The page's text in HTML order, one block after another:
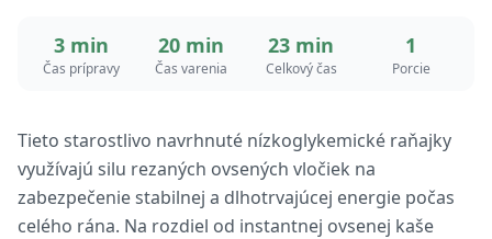
3 min
Čas prípravy
20 min
Čas varenia
23 min
Celkový čas
1
Porcie
Tieto starostlivo navrhnuté nízkoglykemické raňajky
využívajú silu rezaných ovsených vločiek na
zabezpečenie stabilnej a dlhotrvajúcej energie počas
celého rána. Na rozdiel od instantnej ovsenej kaše